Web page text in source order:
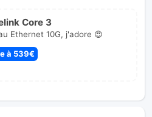
Core 3
Ethernet 10G, j'adore 😍
à 539€